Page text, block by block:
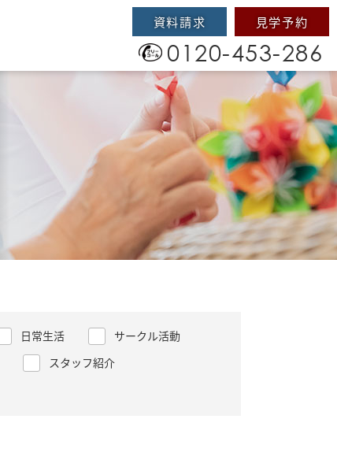
資料請求 見学予約
0120-453-286
日常生活
サークル活動
スタッフ紹介